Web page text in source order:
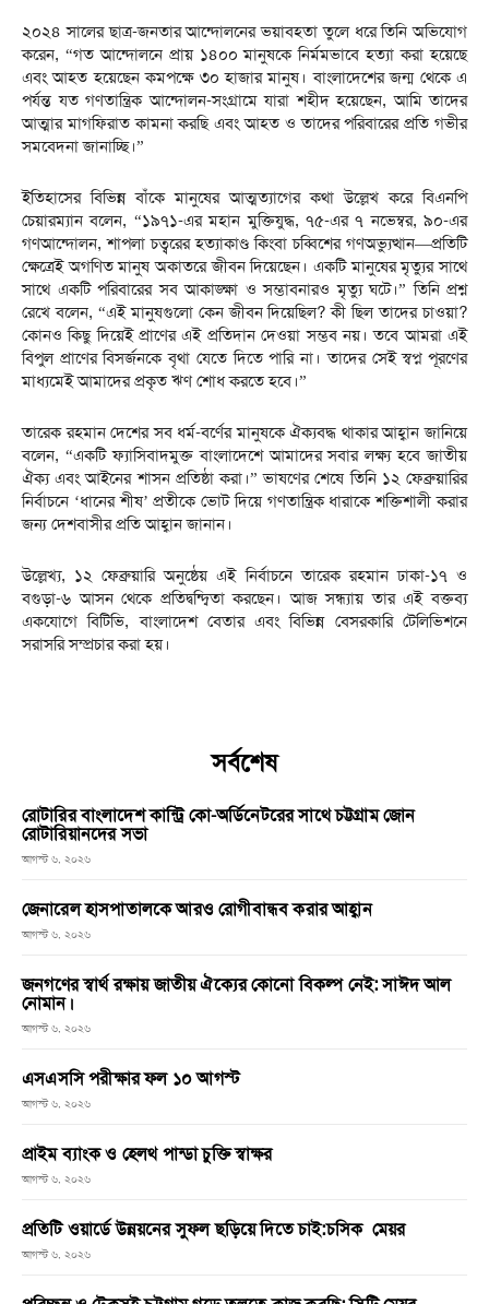
২০২৪ সালের ছাত্র-জনতার আন্দোলনের ভয়াবহতা তুলে ধরে তিনি অভিযোগ
করেন, “গত আন্দোলনে প্রায় ১৪০০ মানুষকে নির্মমভাবে হত্যা করা হয়েছে
এবং আহত হয়েছেন কমপক্ষে ৩০ হাজার মানুষ। বাংলাদেশের জন্ম থেকে এ
পর্যন্ত যত গণতান্ত্রিক আন্দোলন-সংগ্রামে যারা শহীদ হয়েছেন, আমি তাদের
আত্মার মাগফিরাত কামনা করছি এবং আহত ও তাদের পরিবারের প্রতি গভীর
সমবেদনা জানাচ্ছি।”
ইতিহাসের বিভিন্ন বাঁকে মানুষের আত্মত্যাগের কথা উল্লেখ করে বিএনপি
চেয়ারম্যান বলেন, “১৯৭১-এর মহান মুক্তিযুদ্ধ, ৭৫-এর ৭ নভেম্বর, ৯০-এর
গণআন্দোলন, শাপলা চত্বরের হত্যাকাণ্ড কিংবা চব্বিশের গণঅভ্যুত্থান—প্রতিটি
ক্ষেত্রেই অগণিত মানুষ অকাতরে জীবন দিয়েছেন। একটি মানুষের মৃত্যুর সাথে
সাথে একটি পরিবারের সব আকাঙ্ক্ষা ও সম্ভাবনারও মৃত্যু ঘটে।” তিনি প্রশ্ন
রেখে বলেন, “এই মানুষগুলো কেন জীবন দিয়েছিল? কী ছিল তাদের চাওয়া?
কোনও কিছু দিয়েই প্রাণের এই প্রতিদান দেওয়া সম্ভব নয়। তবে আমরা এই
বিপুল প্রাণের বিসর্জনকে বৃথা যেতে দিতে পারি না। তাদের সেই স্বপ্ন পূরণের
মাধ্যমেই আমাদের প্রকৃত ঋণ শোধ করতে হবে।”
তারেক রহমান দেশের সব ধর্ম-বর্ণের মানুষকে ঐক্যবদ্ধ থাকার আহ্বান জানিয়ে
বলেন, “একটি ফ্যাসিবাদমুক্ত বাংলাদেশে আমাদের সবার লক্ষ্য হবে জাতীয়
ঐক্য এবং আইনের শাসন প্রতিষ্ঠা করা।” ভাষণের শেষে তিনি ১২ ফেব্রুয়ারির
নির্বাচনে ‘ধানের শীষ’ প্রতীকে ভোট দিয়ে গণতান্ত্রিক ধারাকে শক্তিশালী করার
জন্য দেশবাসীর প্রতি আহ্বান জানান।
উল্লেখ্য, ১২ ফেব্রুয়ারি অনুষ্ঠেয় এই নির্বাচনে তারেক রহমান ঢাকা-১৭ ও
বগুড়া-৬ আসন থেকে প্রতিদ্বন্দ্বিতা করছেন। আজ সন্ধ্যায় তার এই বক্তব্য
একযোগে বিটিভি, বাংলাদেশ বেতার এবং বিভিন্ন বেসরকারি টেলিভিশনে
সরাসরি সম্প্রচার করা হয়।
সর্বশেষ
রোটারির বাংলাদেশ কান্ট্রি কো-অর্ডিনেটরের সাথে চট্টগ্রাম জোন
রোটারিয়ানদের সভা
আগস্ট ৬, ২০২৬
জেনারেল হাসপাতালকে আরও রোগীবান্ধব করার আহ্বান
আগস্ট ৬, ২০২৬
জনগণের স্বার্থ রক্ষায় জাতীয় ঐক্যের কোনো বিকল্প নেই: সাঈদ আল
নোমান।
আগস্ট ৬, ২০২৬
এসএসসি পরীক্ষার ফল ১০ আগস্ট
আগস্ট ৬, ২০২৬
প্রাইম ব্যাংক ও হেলথ পান্ডা চুক্তি স্বাক্ষর
আগস্ট ৬, ২০২৬
প্রতিটি ওয়ার্ডে উন্নয়নের সুফল ছড়িয়ে দিতে চাই:চসিক মেয়র
আগস্ট ৬, ২০২৬